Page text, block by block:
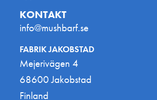
KONTAKT
info@mushbarf.se
FABRIK JAKOBSTAD
Mejerivägen 4
68600 Jakobstad
Finland